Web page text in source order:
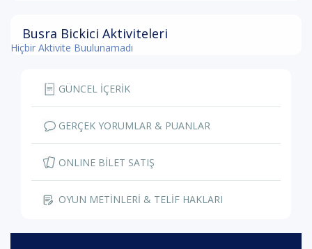
Busra Bickici Aktiviteleri
Hiçbir Aktivite Buulunamadı
GÜNCEL İÇERİK
GERÇEK YORUMLAR & PUANLAR
ONLINE BİLET SATIŞ
OYUN METİNLERİ & TELİF HAKLARI